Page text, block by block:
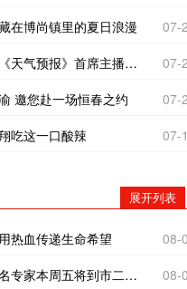
在博尚镇里的夏日浪漫
07-
被凉到了！央视《天气预报》首席主播杨丹临沧之旅有惊喜
07-
邀您赴一场恒春之约
07-
吃这一口酸辣
07-
展开列表
热血传递生命希望
08-
武汉协和医院知名专家本周五将到市二院义诊！
08-